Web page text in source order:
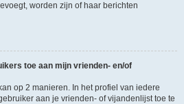
worden zijn of haar berichten
toe aan mijn vrienden- en/of
op 2 manieren. In het profiel van iedere
aan je vrienden- of vijandenlijst toe te